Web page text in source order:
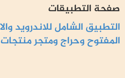
صفحة التطبيقات
التطبيق الشامل للاندرويد
المفتوح وحراج ومتجر منتجات